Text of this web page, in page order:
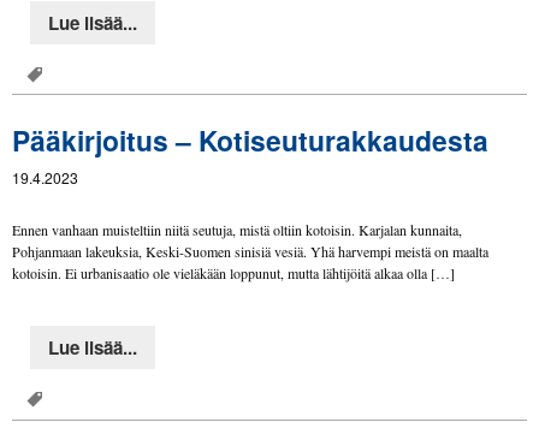
Lue lisää...
Pääkirjoitus – Kotiseuturakkaudesta
19.4.2023
Ennen vanhaan muisteltiin niitä seutuja, mistä oltiin kotoisin. Karjalan kunnaita,
Pohjanmaan lakeuksia, Keski-Suomen sinisiä vesiä. Yhä harvempi meistä on maalta
kotoisin. Ei urbanisaatio ole vieläkään loppunut, mutta lähtijöitä alkaa olla […]
Lue lisää...